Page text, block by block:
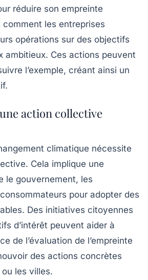
réduire son empreinte
les entreprises
opérations sur des objectifs
ambitieux. Ces actions peuvent
l’exemple, créant ainsi un
action collective
climatique nécessite
Cela implique une
le gouvernement, les
pour adopter des
Des initiatives citoyennes
d’intérêt peuvent aider à
de l’évaluation de l’empreinte
des actions concrètes
les villes.